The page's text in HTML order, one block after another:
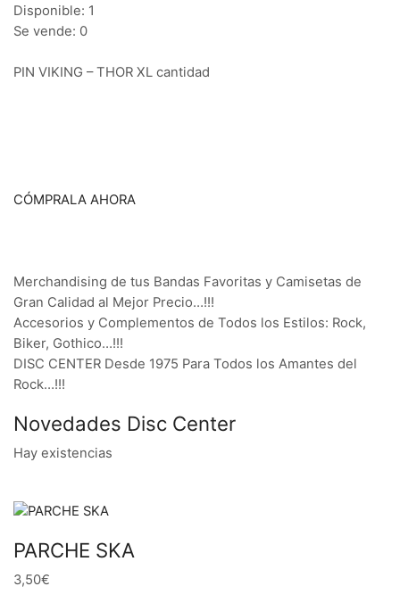
Disponible: 1
Se vende: 0
PIN VIKING – THOR XL cantidad
CÓMPRALA AHORA
Merchandising de tus Bandas Favoritas y Camisetas de
Gran Calidad al Mejor Precio…!!!
Accesorios y Complementos de Todos los Estilos: Rock,
Biker, Gothico…!!!
DISC CENTER Desde 1975 Para Todos los Amantes del
Rock…!!!
Novedades Disc Center
Hay existencias
PARCHE SKA
3,50€